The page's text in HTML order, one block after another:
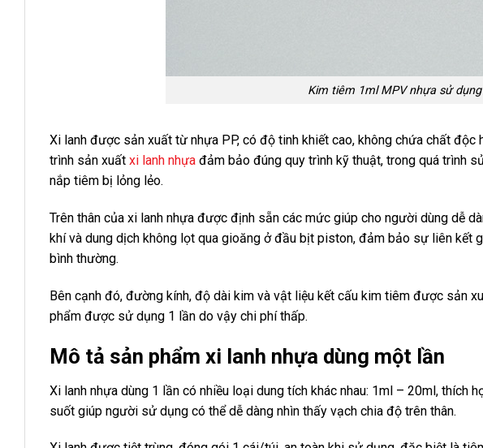
Kim tiêm 1ml MPV nhựa sử
Xi lanh được sản xuất từ nhựa PP, có độ tinh khiết cao, không chứa chất
trình sản xuất xi lanh nhựa đảm bảo đúng quy trình kỹ thuật, trong quá trình
nắp tiêm bị lỏng lẻo.
Trên thân của xi lanh nhựa được định sẵn các mức giúp cho người dùng dễ
khí và dung dịch không lọt qua gioăng ở đầu bịt piston, đảm bảo sự liên kết
bình thường.
Bên cạnh đó, đường kính, độ dài kim và vật liệu kết cấu kim tiêm được sản
phẩm được sử dụng 1 lần do vậy chi phí thấp.
Mô tả sản phẩm xi lanh nhựa dùng một lần
Xi lanh nhựa dùng 1 lần có nhiều loại dung tích khác nhau: 1ml – 20ml, thích
suốt giúp người sử dụng có thể dễ dàng nhìn thấy vạch chia độ trên thân.